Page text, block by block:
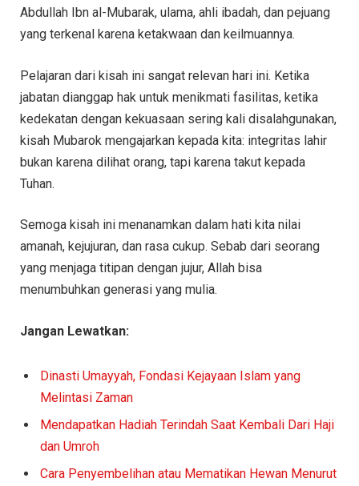
Abdullah Ibn al-Mubarak, ulama, ahli ibadah, dan pejuang
yang terkenal karena ketakwaan dan keilmuannya.
Pelajaran dari kisah ini sangat relevan hari ini. Ketika
jabatan dianggap hak untuk menikmati fasilitas, ketika
kedekatan dengan kekuasaan sering kali disalahgunakan,
kisah Mubarok mengajarkan kepada kita: integritas lahir
bukan karena dilihat orang, tapi karena takut kepada
Tuhan.
Semoga kisah ini menanamkan dalam hati kita nilai
amanah, kejujuran, dan rasa cukup. Sebab dari seorang
yang menjaga titipan dengan jujur, Allah bisa
menumbuhkan generasi yang mulia.
Jangan Lewatkan:
Dinasti Umayyah, Fondasi Kejayaan Islam yang
Melintasi Zaman
Mendapatkan Hadiah Terindah Saat Kembali Dari Haji
dan Umroh
Cara Penyembelihan atau Mematikan Hewan Menurut